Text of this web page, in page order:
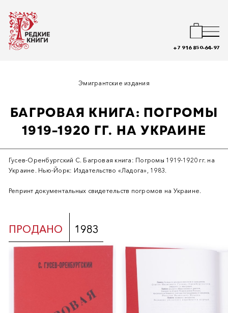
+7 916 850-64-97
Эмигрантские издания
БАГРОВАЯ КНИГА: ПОГРОМЫ
1919-1920 ГГ. НА УКРАИНЕ
Гусев-Оренбургский С. Багровая книга: Погромы 1919-1920 гг. на
Украине. Нью-Йорк: Издательство «Ладога», 1983.
Репринт документальных свидетельств погромов на Украине.
ПРОДАНО 1983